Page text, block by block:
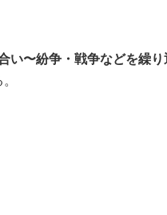
い〜紛争・戦争などを繰